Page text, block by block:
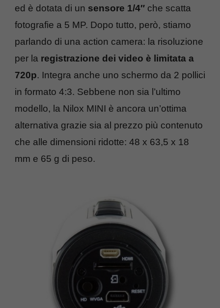
ed è dotata di un sensore 1/4″ che scatta
fotografie a 5 MP. Dopo tutto, però, stiamo
parlando di una action camera: la risoluzione
per la registrazione dei video è limitata a
720p. Integra anche uno schermo da 2 pollici
in formato 4:3. Sebbene non sia l’ultimo
modello, la Nilox MINI è ancora un’ottima
alternativa grazie sia al prezzo più contenuto
che alle dimensioni ridotte: 48 x 63,5 x 18
mm e 65 g di peso.